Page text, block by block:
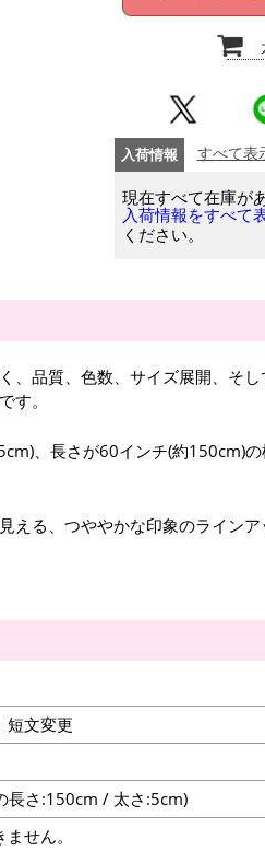
入荷情報 すべて表
現在すべて在庫が
入荷情報をすべて
ください。
、品質、色数、サイズ展開、そ
す。
、長さが60インチ(約150cm)
る、つややかな印象のラインア
短文変更
長さ:150cm / 太さ:5cm)
せん。